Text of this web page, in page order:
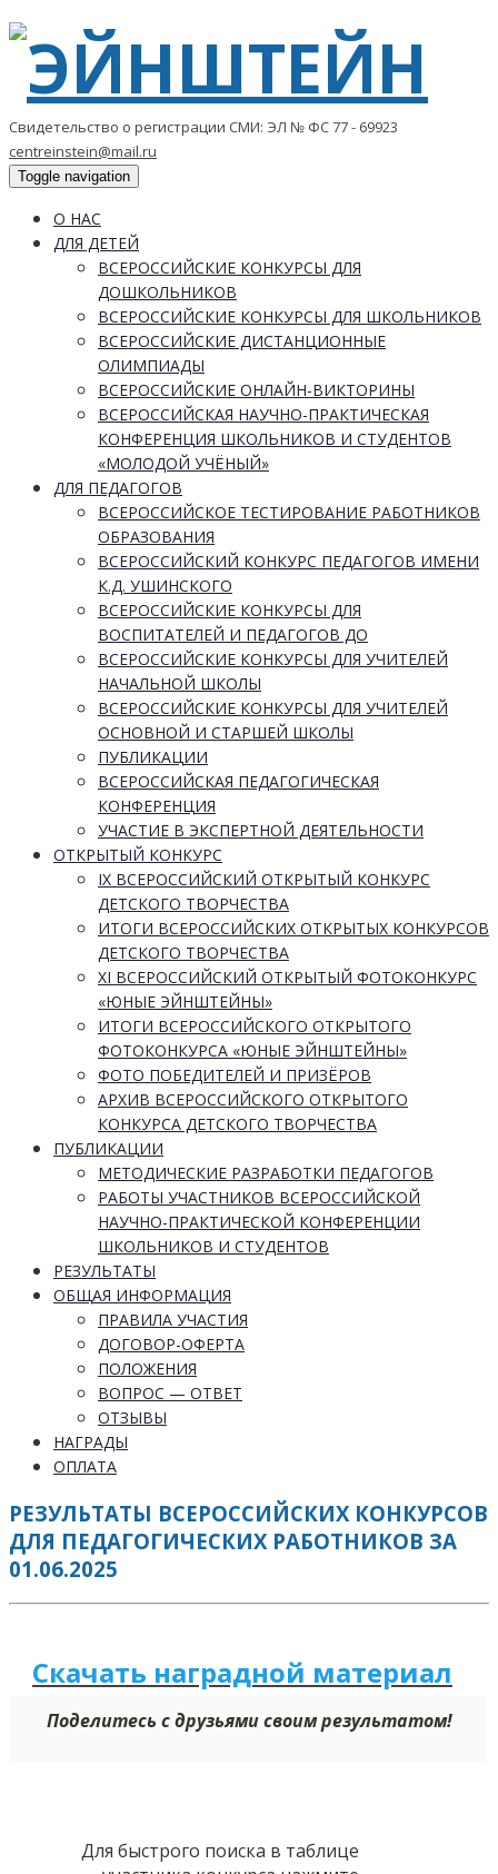
Свидетельство о регистрации СМИ: ЭЛ № ФС 77 - 69923
centreinstein@mail.ru
Toggle navigation
О НАС
ДЛЯ ДЕТЕЙ
ВСЕРОССИЙСКИЕ КОНКУРСЫ ДЛЯ
ДОШКОЛЬНИКОВ
ВСЕРОССИЙСКИЕ КОНКУРСЫ ДЛЯ ШКОЛЬНИКОВ
ВСЕРОССИЙСКИЕ ДИСТАНЦИОННЫЕ
ОЛИМПИАДЫ
ВСЕРОССИЙСКИЕ ОНЛАЙН-ВИКТОРИНЫ
ВСЕРОССИЙСКАЯ НАУЧНО-ПРАКТИЧЕСКАЯ
КОНФЕРЕНЦИЯ ШКОЛЬНИКОВ И СТУДЕНТОВ
«МОЛОДОЙ УЧЁНЫЙ»
ДЛЯ ПЕДАГОГОВ
ВСЕРОССИЙСКОЕ ТЕСТИРОВАНИЕ РАБОТНИКОВ
ОБРАЗОВАНИЯ
ВСЕРОССИЙСКИЙ КОНКУРС ПЕДАГОГОВ ИМЕНИ
К.Д. УШИНСКОГО
ВСЕРОССИЙСКИЕ КОНКУРСЫ ДЛЯ
ВОСПИТАТЕЛЕЙ И ПЕДАГОГОВ ДО
ВСЕРОССИЙСКИЕ КОНКУРСЫ ДЛЯ УЧИТЕЛЕЙ
НАЧАЛЬНОЙ ШКОЛЫ
ВСЕРОССИЙСКИЕ КОНКУРСЫ ДЛЯ УЧИТЕЛЕЙ
ОСНОВНОЙ И СТАРШЕЙ ШКОЛЫ
ПУБЛИКАЦИИ
ВСЕРОССИЙСКАЯ ПЕДАГОГИЧЕСКАЯ
КОНФЕРЕНЦИЯ
УЧАСТИЕ В ЭКСПЕРТНОЙ ДЕЯТЕЛЬНОСТИ
ОТКРЫТЫЙ КОНКУРС
IX ВСЕРОССИЙСКИЙ ОТКРЫТЫЙ КОНКУРС
ДЕТСКОГО ТВОРЧЕСТВА
ИТОГИ ВСЕРОССИЙСКИХ ОТКРЫТЫХ КОНКУРСОВ
ДЕТСКОГО ТВОРЧЕСТВА
XI ВСЕРОССИЙСКИЙ ОТКРЫТЫЙ ФОТОКОНКУРС
«ЮНЫЕ ЭЙНШТЕЙНЫ»
ИТОГИ ВСЕРОССИЙСКОГО ОТКРЫТОГО
ФОТОКОНКУРСА «ЮНЫЕ ЭЙНШТЕЙНЫ»
ФОТО ПОБЕДИТЕЛЕЙ И ПРИЗЁРОВ
АРХИВ ВСЕРОССИЙСКОГО ОТКРЫТОГО
КОНКУРСА ДЕТСКОГО ТВОРЧЕСТВА
ПУБЛИКАЦИИ
МЕТОДИЧЕСКИЕ РАЗРАБОТКИ ПЕДАГОГОВ
РАБОТЫ УЧАСТНИКОВ ВСЕРОССИЙСКОЙ
НАУЧНО-ПРАКТИЧЕСКОЙ КОНФЕРЕНЦИИ
ШКОЛЬНИКОВ И СТУДЕНТОВ
РЕЗУЛЬТАТЫ
ОБЩАЯ ИНФОРМАЦИЯ
ПРАВИЛА УЧАСТИЯ
ДОГОВОР-ОФЕРТА
ПОЛОЖЕНИЯ
ВОПРОС — ОТВЕТ
ОТЗЫВЫ
НАГРАДЫ
ОПЛАТА
РЕЗУЛЬТАТЫ ВСЕРОССИЙСКИХ КОНКУРСОВ
ДЛЯ ПЕДАГОГИЧЕСКИХ РАБОТНИКОВ ЗА
01.06.2025
Скачать наградной материал
Поделитесь с друзьями своим результатом!
Для быстрого поиска в таблице